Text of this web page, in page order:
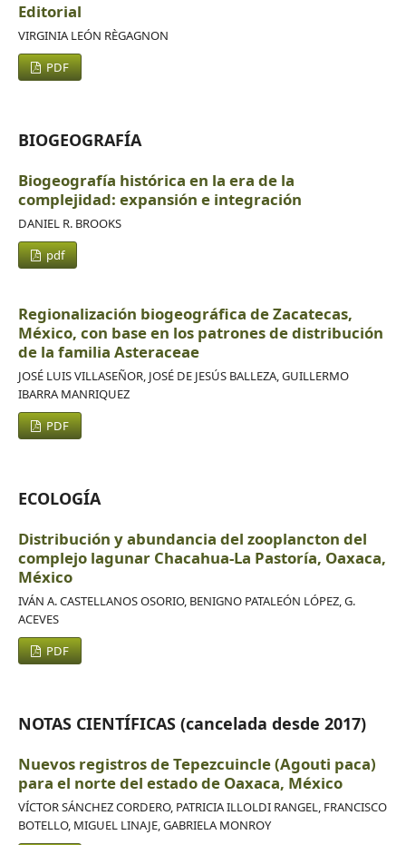
Editorial
VIRGINIA LEÓN RÈGAGNON
PDF
BIOGEOGRAFÍA
Biogeografía histórica en la era de la
complejidad: expansión e integración
DANIEL R. BROOKS
pdf
Regionalización biogeográfica de Zacatecas,
México, con base en los patrones de distribución
de la familia Asteraceae
JOSÉ LUIS VILLASEÑOR, JOSÉ DE JESÚS BALLEZA, GUILLERMO
IBARRA MANRIQUEZ
PDF
ECOLOGÍA
Distribución y abundancia del zooplancton del
complejo lagunar Chacahua-La Pastoría, Oaxaca,
México
IVÁN A. CASTELLANOS OSORIO, BENIGNO PATALEÓN LÓPEZ, G.
ACEVES
PDF
NOTAS CIENTÍFICAS (cancelada desde 2017)
Nuevos registros de Tepezcuincle (Agouti paca)
para el norte del estado de Oaxaca, México
VÍCTOR SÁNCHEZ CORDERO, PATRICIA ILLOLDI RANGEL, FRANCISCO
BOTELLO, MIGUEL LINAJE, GABRIELA MONROY